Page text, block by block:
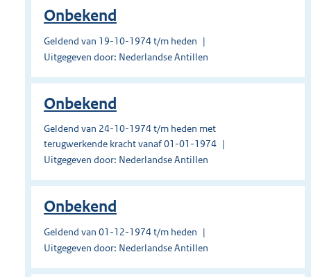
Onbekend
Geldend van 19-10-1974 t/m heden
Uitgegeven door: Nederlandse Antillen
Onbekend
Geldend van 24-10-1974 t/m heden met
terugwerkende kracht vanaf 01-01-1974
Uitgegeven door: Nederlandse Antillen
Onbekend
Geldend van 01-12-1974 t/m heden
Uitgegeven door: Nederlandse Antillen